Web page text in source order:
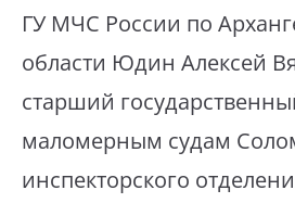
ГУ МЧС России по
области Юдин Алексей
старший
маломерным судам
инспекторского